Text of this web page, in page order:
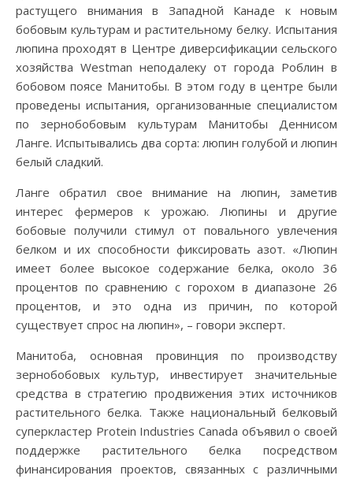
растущего внимания в Западной Канаде к новым
бобовым культурам и растительному белку. Испытания
люпина проходят в Центре диверсификации сельского
хозяйства Westman неподалеку от города Роблин в
бобовом поясе Манитобы. В этом году в центре были
проведены испытания, организованные специалистом
по зернобобовым культурам Манитобы Деннисом
Ланге. Испытывались два сорта: люпин голубой и люпин
белый сладкий.
Ланге обратил свое внимание на люпин, заметив
интерес фермеров к урожаю. Люпины и другие
бобовые получили стимул от повального увлечения
белком и их способности фиксировать азот. «Люпин
имеет более высокое содержание белка, около 36
процентов по сравнению с горохом в диапазоне 26
процентов, и это одна из причин, по которой
существует спрос на люпин», – говори эксперт.
Манитоба, основная провинция по производству
зернобобовых культур, инвестирует значительные
средства в стратегию продвижения этих источников
растительного белка. Также национальный белковый
суперкластер Protein Industries Canada объявил о своей
поддержке растительного белка посредством
финансирования проектов, связанных с различными